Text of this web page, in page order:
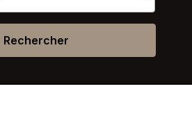
Rechercher